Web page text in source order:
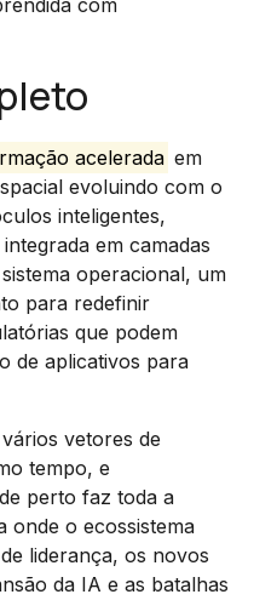
acelerada em
evoluindo com o
inteligentes,
em camadas
operacional, um
para redefinir
que podem
de aplicativos para
vetores de
tempo, e
perto faz toda a
onde o ecossistema
liderança, os novos
da IA e as batalhas